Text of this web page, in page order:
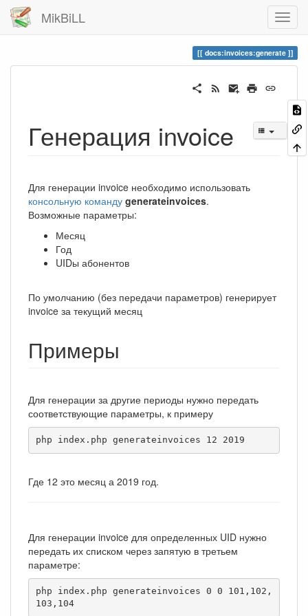
MikBiLL
docs:invoices:generate
Генерация invoice
Для генерации invoice необходимо использовать
консольную команду generateinvoices.
Возможные параметры:
Месяц
Год
UIDы абонентов
По умолчанию (без передачи параметров) генерирует
invoice за текущий месяц
Примеры
Для генерации за другие периоды нужно передать
соответствующие параметры, к примеру
php index.php generateinvoices 12 2019
Где 12 это месяц а 2019 год.
Для генерации invoice для определенных UID нужно
передать их списком через запятую в третьем
параметре:
php index.php generateinvoices 0 0 101,102,
103,104